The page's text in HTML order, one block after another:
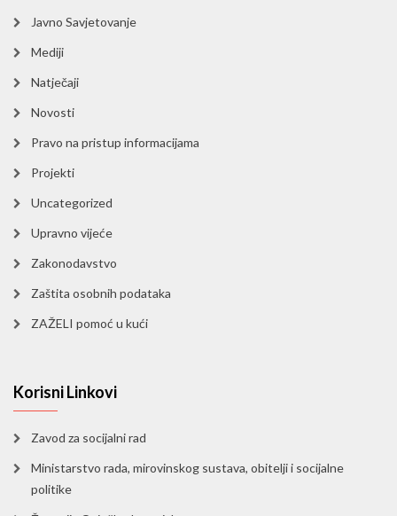
Javno Savjetovanje
Mediji
Natječaji
Novosti
Pravo na pristup informacijama
Projekti
Uncategorized
Upravno vijeće
Zakonodavstvo
Zaštita osobnih podataka
ZAŽELI pomoć u kući
Korisni Linkovi
Zavod za socijalni rad
Ministarstvo rada, mirovinskog sustava, obitelji i socijalne
politike